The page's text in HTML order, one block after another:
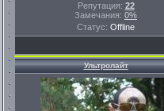
Репутация: 22
Замечания: 0%
Статус: Offline
Ультролайт